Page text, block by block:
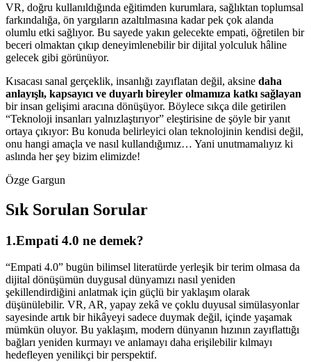
VR, doğru kullanıldığında eğitimden kurumlara, sağlıktan toplumsal
farkındalığa, ön yargıların azaltılmasına kadar pek çok alanda
olumlu etki sağlıyor. Bu sayede yakın gelecekte empati, öğretilen bir
beceri olmaktan çıkıp deneyimlenebilir bir dijital yolculuk hâline
gelecek gibi görünüyor.
Kısacası sanal gerçeklik, insanlığı zayıflatan değil, aksine daha
anlayışlı, kapsayıcı ve duyarlı bireyler olmamıza katkı sağlayan
bir insan gelişimi aracına dönüşüyor. Böylece sıkça dile getirilen
“Teknoloji insanları yalnızlaştırıyor” eleştirisine de şöyle bir yanıt
ortaya çıkıyor: Bu konuda belirleyici olan teknolojinin kendisi değil,
onu hangi amaçla ve nasıl kullandığımız… Yani unutmamalıyız ki
aslında her şey bizim elimizde!
Özge Gargun
Sık Sorulan Sorular
1.Empati 4.0 ne demek?
“Empati 4.0” bugün bilimsel literatürde yerleşik bir terim olmasa da
dijital dönüşümün duygusal dünyamızı nasıl yeniden
şekillendirdiğini anlatmak için güçlü bir yaklaşım olarak
düşünülebilir. VR, AR, yapay zekâ ve çoklu duyusal simülasyonlar
sayesinde artık bir hikâyeyi sadece duymak değil, içinde yaşamak
mümkün oluyor. Bu yaklaşım, modern dünyanın hızının zayıflattığı
bağları yeniden kurmayı ve anlamayı daha erişilebilir kılmayı
hedefleyen yenilikçi bir perspektif.